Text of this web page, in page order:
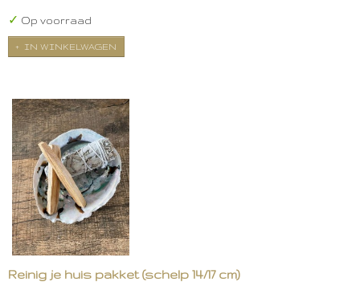
✓ Op voorraad
IN WINKELWAGEN
Reinig je huis pakket (schelp 14/17 cm)